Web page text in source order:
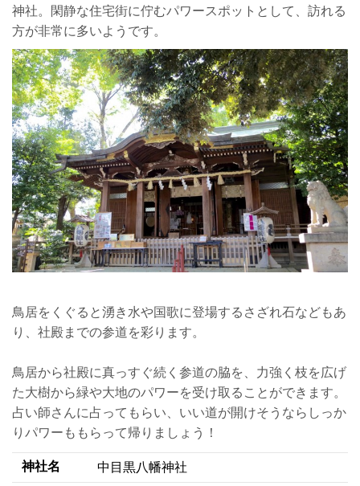
神社。閑静な住宅街に佇むパワースポットとして、訪れる
方が非常に多いようです。
鳥居をくぐると湧き水や国歌に登場するさざれ石などもあ
り、社殿までの参道を彩ります。
鳥居から社殿に真っすぐ続く参道の脇を、力強く枝を広げ
た大樹から緑や大地のパワーを受け取ることができます。
占い師さんに占ってもらい、いい道が開けそうならしっか
りパワーももらって帰りましょう！
神社名
中目黒八幡神社